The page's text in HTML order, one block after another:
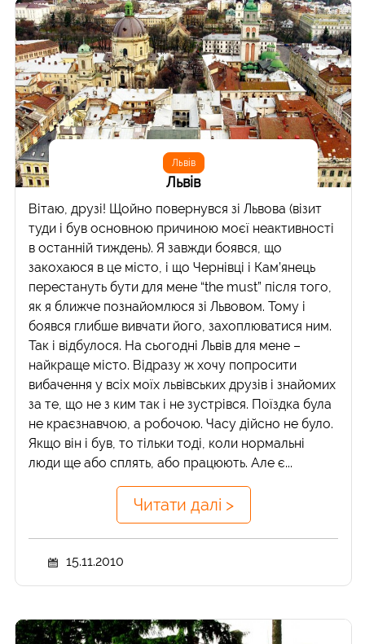
Львів
Львів
Вітаю, друзі! Щойно повернувся зі Львова (візит
туди і був основною причиною моєї неактивності
в останній тиждень). Я завжди боявся, що
закохаюся в це місто, і що Чернівці і Кам’янець
перестануть бути для мене “the must” після того,
як я ближче познайомлюся зі Львовом. Тому і
боявся глибше вивчати його, захоплюватися ним.
Так і відбулося. На сьогодні Львів для мене –
найкраще місто. Відразу ж хочу попросити
вибачення у всіх моїх львівських друзів і знайомих
за те, що не з ким так і не зустрівся. Поїздка була
не краєзнавчою, а робочою. Часу дійсно не було.
Якщо він і був, то тільки тоді, коли нормальні
люди ще або сплять, або працюють. Але є...
Читати далі >
15.11.2010